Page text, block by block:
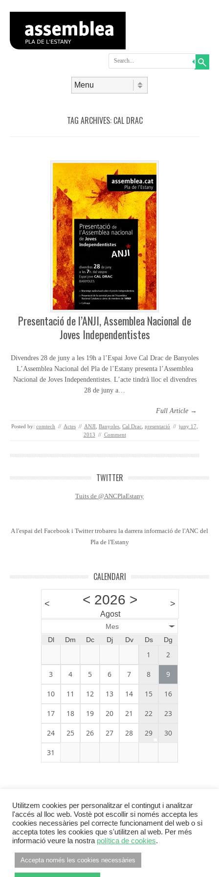
TAG ARCHIVES: CAL DRAC
Presentació de l’ANJI, Assemblea Nacional de
Joves Independentistes
Divendres 28 de juny a les 19h a l’Espai Jove Cal Drac de Banyoles
L’Assemblea Nacional del Pla de l’Estany presenta l’Assemblea
Nacional de Joves Independentistes. L’acte tindrà lloc el divendres
28 de juny a…
Full Article →
Posted by: comtech // Actes // ANJI Banyoles Cal Drac presentació // juny 17,
2013 // Comment
TWITTER
Tuits de @ANCPlaEstany
A l'espai del Facebook i Twitter trobareu la darrera informació de l'ANC del
Pla de l'Estany
CALENDARI
< < 2026 >
Agost
>
Mes
Dl
Dm Dc Dj Dv Ds Dg
1 2
3 4 5 6 7 8 9
10 11 12 13 14 15 16
17 18 19 20 21 22 23
24 25 26 27 28 29 30
31
POLÍTICA DE COOKIES
Utilitzem cookies per personalitzar el contingut i analitzar
l'accés al lloc web. Vostè pot escollir si només accepta les
cookies necessàries pel correcte funcionament del web o si
accepta totes les cookies que s'utilitzen al web. Per més
informació veure la nostra política de cookies.
Accepta només les cookies necessàries